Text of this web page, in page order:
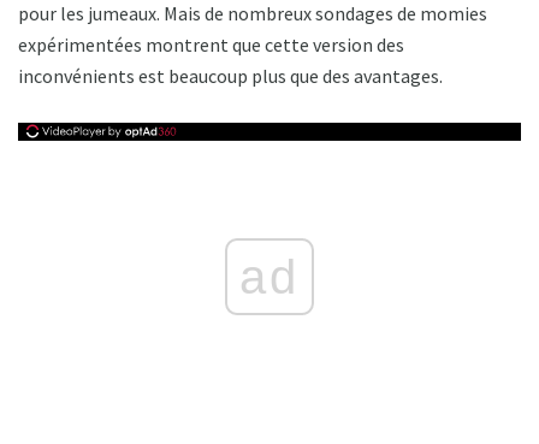
pour les jumeaux. Mais de nombreux sondages de momies
expérimentées montrent que cette version des
inconvénients est beaucoup plus que des avantages.
ad